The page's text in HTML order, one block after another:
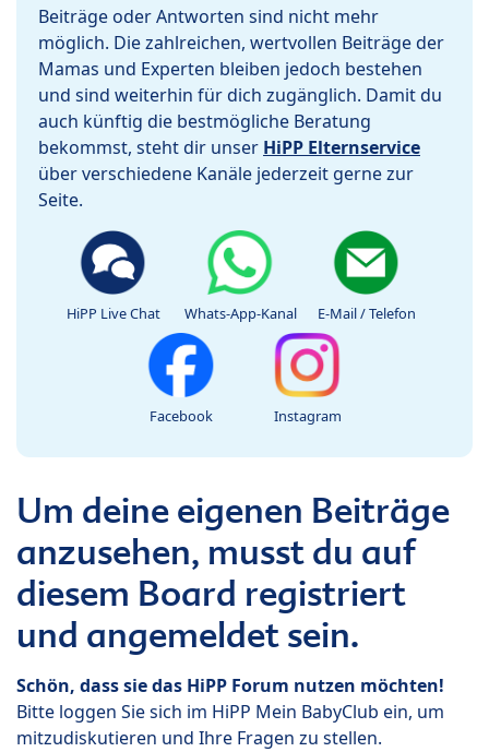
Beiträge oder Antworten sind nicht mehr
möglich. Die zahlreichen, wertvollen Beiträge der
Mamas und Experten bleiben jedoch bestehen
und sind weiterhin für dich zugänglich. Damit du
auch künftig die bestmögliche Beratung
bekommst, steht dir unser HiPP Elternservice
über verschiedene Kanäle jederzeit gerne zur
Seite.
HiPP Live Chat Whats-App-Kanal E-Mail / Telefon
Facebook Instagram
Um deine eigenen Beiträge
anzusehen, musst du auf
diesem Board registriert
und angemeldet sein.
Schön, dass sie das HiPP Forum nutzen möchten!
Bitte loggen Sie sich im HiPP Mein BabyClub ein, um
mitzudiskutieren und Ihre Fragen zu stellen.